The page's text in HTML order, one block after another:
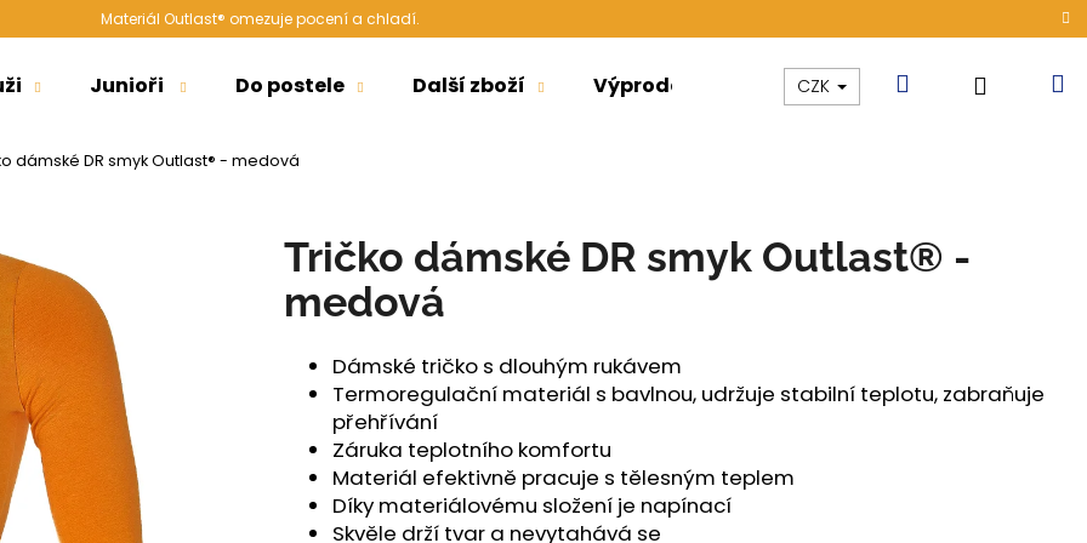
Materiál Outlast® omezuje pocení a chladí.
Junioři Do postele Další zboží Výprodej Kolekce Akce
CZK Hledat
dámské DR smyk Outlast® - medová
Tričko dámské DR smyk Outlast® -
medová
Dámské tričko s dlouhým rukávem
Termoregulační materiál s bavlnou, udržuje stabilní teplotu, zabraňuje
přehřívání
Záruka teplotního komfortu
Materiál efektivně pracuje s tělesným teplem
Díky materiálovému složení je napínací
Skvěle drží tvar a nevytahává se
Doporučujeme
HIGH LONG DÁMSKÉ TENKÉ ŠORTKY HIGH DÁMSKÉ TENKÉ OUTLAST®